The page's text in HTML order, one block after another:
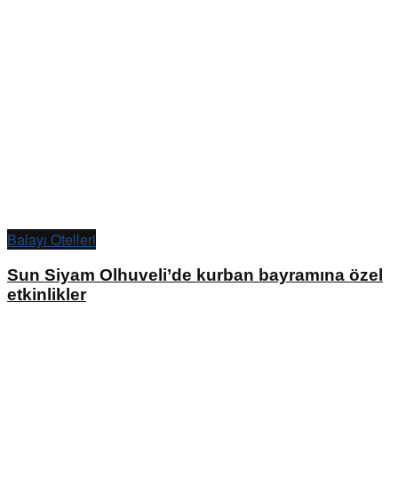
Balayı Otelleri
Sun Siyam Olhuveli’de kurban bayramına özel
etkinlikler